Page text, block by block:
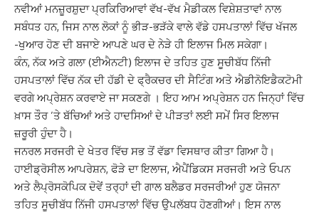
ਨਵੀਆਂ ਮਨਜ਼ੂਰਸ਼ੁਦਾ ਪ੍ਰਕਿਰਿਆਵਾਂ ਵੱਖ-ਵੱਖ ਮੈਡੀਕਲ ਵਿਸ਼ੇਸ਼ਤਾਵਾਂ ਨਾਲ
ਸਬੰਧਤ ਹਨ, ਜਿਸ ਨਾਲ ਲੋਕਾਂ ਨੂੰ ਭੀੜ-ਭੜੱਕੇ ਵਾਲੇ ਵੱਡੇ ਹਸਪਤਾਲਾਂ ਵਿੱਚ ਖੱਜਲ
-ਖੁਆਰ ਹੋਣ ਦੀ ਬਜਾਏ ਆਪਣੇ ਘਰ ਦੇ ਨੇੜੇ ਹੀ ਇਲਾਜ ਮਿਲ ਸਕੇਗਾ।
ਕੰਨ, ਨੱਕ ਅਤੇ ਗਲਾ (ਈਐਨਟੀ) ਇਲਾਜ ਦੇ ਤਹਿਤ ਹੁਣ ਸੂਚੀਬੱਧ ਨਿੱਜੀ
ਹਸਪਤਾਲਾਂ ਵਿੱਚ ਨੱਕ ਦੀ ਹੱਡੀ ਦੇ ਫ੍ਰੈਕਚਰ ਦੀ ਸੈਟਿੰਗ ਅਤੇ ਐਡੀਨੋਇਡੈਕਟੋਮੀ
ਵਰਗੇ ਅਪ੍ਰੇਸ਼ਨ ਕਰਵਾਏ ਜਾ ਸਕਣਗੇ । ਇਹ ਆਮ ਅਪ੍ਰੇਸ਼ਨ ਹਨ ਜਿਨ੍ਹਾਂ ਵਿੱਚ
ਖ਼ਾਸ ਤੌਰ ’ਤੇ ਬੱਚਿਆਂ ਅਤੇ ਹਾਦਸਿਆਂ ਦੇ ਪੀੜਤਾਂ ਲਈ ਸਮੇਂ ਸਿਰ ਇਲਾਜ
ਜ਼ਰੂਰੀ ਹੁੰਦਾ ਹੈ।
ਜਨਰਲ ਸਰਜਰੀ ਦੇ ਖੇਤਰ ਵਿੱਚ ਸਭ ਤੋਂ ਵੱਡਾ ਵਿਸਥਾਰ ਕੀਤਾ ਗਿਆ ਹੈ।
ਹਾਈਡ੍ਰੋਸੀਲ ਆਪਰੇਸ਼ਨ, ਫੋੜੇ ਦਾ ਇਲਾਜ, ਐਪੈਂਡਿਕਸ ਸਰਜਰੀ ਅਤੇ ਓਪਨ
ਅਤੇ ਲੈਪ੍ਰੋਸਕੋਪਿਕ ਦੋਵੇਂ ਤਰ੍ਹਾਂ ਦੀ ਗਾਲ ਬਲੈਡਰ ਸਰਜਰੀਆਂ ਹੁਣ ਯੋਜਨਾ
ਤਹਿਤ ਸੂਚੀਬੱਧ ਨਿੱਜੀ ਹਸਪਤਾਲਾਂ ਵਿੱਚ ਉਪਲੱਬਧ ਹੋਣਗੀਆਂ। ਇਸ ਨਾਲ